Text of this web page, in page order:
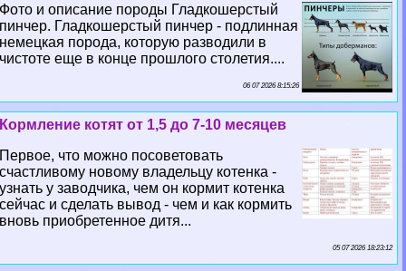
Фото и описание породы Гладкошерстый
пинчер. Гладкошерстый пинчер - подлинная
немецкая порода, которую разводили в
чистоте еще в конце прошлого столетия....
06 07 2026 8:15:26
Кормление котят от 1,5 до 7-10 месяцев
Первое, что можно посоветовать
счастливому новому владельцу котенка -
узнать у заводчика, чем он кормит котенка
сейчас и сделать вывод - чем и как кормить
вновь приобретенное дитя...
05 07 2026 18:23:12